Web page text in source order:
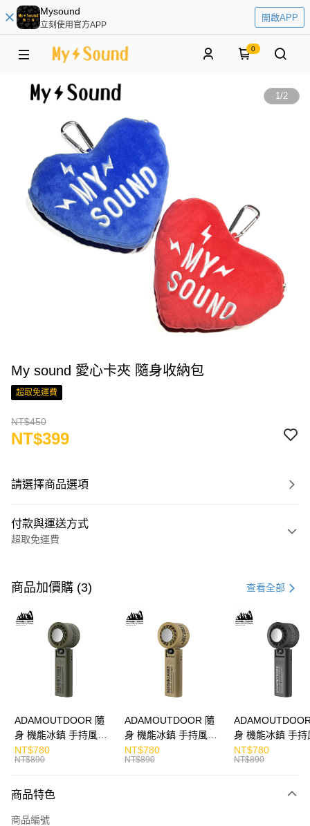
Mysound
立刻使用官方APP
開啟APP
0
1/2
My sound 愛心卡夾 隨身收納包
超取免運費
NT$450
NT$399
請選擇商品選項
付款與運送方式
超取免運費
信用卡一次付款
LINE Pay
Apple Pay
運送方式
免運費
付款後7-11取貨
商品加價購 (3) 查看全部
ADAMOUTDOOR 隨
身 機能冰鎮 手持風扇
掛繩
NT$780
NT$890
ADAMOUTDOOR 隨
身 機能冰鎮 手持風扇
掛繩
NT$780
NT$890
身 機能冰鎮 手持
掛繩
NT$780
NT$890
商品特色
商品編號